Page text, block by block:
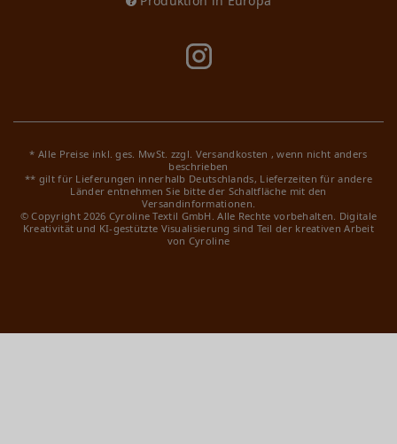
* Alle Preise inkl. ges. MwSt. zzgl. Versandkosten , wenn nicht anders
beschrieben
** gilt für Lieferungen innerhalb Deutschlands, Lieferzeiten für andere
Länder entnehmen Sie bitte der Schaltfläche mit den
Versandinformationen.
© Copyright 2026 Cyroline Textil GmbH. Alle Rechte vorbehalten. Digitale
Kreativität und KI-gestützte Visualisierung sind Teil der kreativen Arbeit
von Cyroline